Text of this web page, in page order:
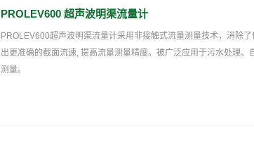
PROLEV600 超声波明渠流量计
PROLEV600超声波明渠流量计采用非接触式流量测量技术，消除
出更准确的截面流速, 提高流量测量精度。被广泛应用于污水处理
测量。